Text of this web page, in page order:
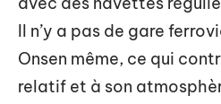
Il n’y a pas de gare
Onsen même, ce qui
relatif et à son